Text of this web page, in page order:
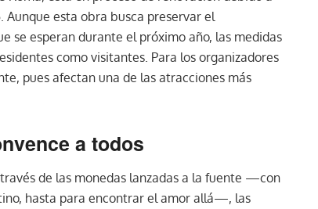
Aunque esta obra busca preservar el
se esperan durante el próximo año, las medidas
como visitantes. Para los organizadores
pues afectan una de las atracciones más
a todos
de las monedas lanzadas a la fuente —con
hasta para encontrar el amor allá—, las